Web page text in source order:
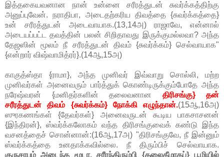
இத்தகையவனான நான் உன்னை சரீரத்துடன் சுவர்க்கத்திற்கு
அனுப்புவேன். நராதிபா, அடைதற்கரிய திவத்தை {சுவர்க்கத்தை}
உன் சரீரத்துடன் அடைவாயாக.(13,14அ) ராஜாவே, என்னால்
அடையப்பட்ட தவத்தின் பலன் சிறிதாவது இருக்குமல்லவா? அந்த
தேஜஸின் மூலம் நீ சரீரத்துடன் திவம் {சுவர்க்கம்} செல்வாயாக"
{என்றார் விஷ்வாமித்ரர்}.(14ஆ,15அ)
காகுத்ஸ்தா {ராமா}, அந்த முனிவர் இவ்வாறு சொல்லி, மற்ற
முனிவர்கள் அனைவரும் பார்த்துக் கொண்டிருக்கும்போதே அந்த
நரேஷ்வரன் {மனிதர்களின் தலைவனான திரிசங்கு} தன்
சரீரத்துடன் திவம் {சுவர்க்கம்} நோக்கி எழுந்தான்.(15ஆ,16அ)
ஸுரகணங்கள் {தேவர்கள்} அனைவருடன் கூடிய பாகசாசனன்
{இந்திரன்}, ஸ்வர்க்கலோகம் வந்த திரிசங்குவைக் கண்டு இந்த
வசனத்தைச் சொன்னான்:(16ஆ,17அ) "திரிசங்குவே, நீ இன்னும்
ஸ்வர்க்கத்தை உனதாக்கவில்லை. நீ திரும்பிச் செல்வாயாக.
குருசாபம் அடைந்த மூடா, சரீரந்திரும்பி {தலைகீழாகப்} பூமியில்